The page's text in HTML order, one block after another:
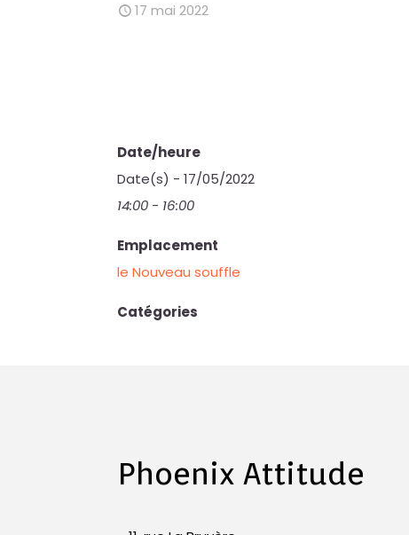
17 mai 2022
Date/heure
Date(s) - 17/05/2022
14:00 - 16:00
Emplacement
le Nouveau souffle
Catégories
Phoenix Attitude